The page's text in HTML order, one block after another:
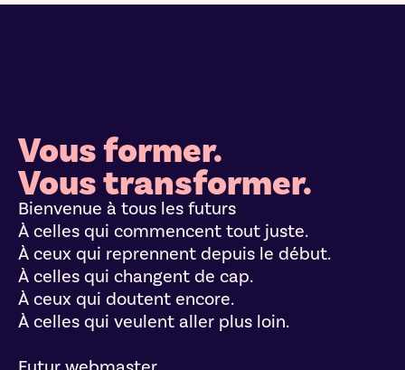
Vous former.
Vous transformer.
Bienvenue à tous les futurs
À celles qui commencent tout juste.
À ceux qui reprennent depuis le début.
À celles qui changent de cap.
À ceux qui doutent encore.
À celles qui veulent aller plus loin.
Futur webmaster.